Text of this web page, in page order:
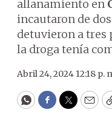
allanamiento en
incautaron de
detuvieron a tres
la droga tenía
Abril 24, 2024 12:18 p.
WhatsApp
Facebook
Twitter